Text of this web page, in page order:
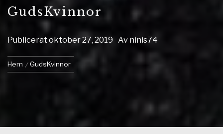
GudsKvinnor
Publicerat oktober 27, 2019 Av ninis74
Hem GudsKvinnor